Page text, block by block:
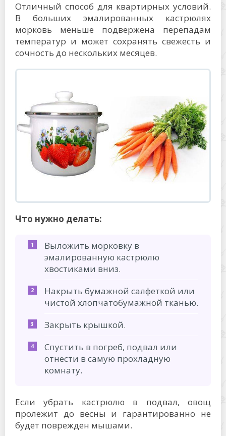
Отличный способ для квартирных условий.
В больших эмалированных кастрюлях
морковь меньше подвержена перепадам
температур и может сохранять свежесть и
сочность до нескольких месяцев.
Что нужно делать:
Выложить морковку в
эмалированную кастрюлю
хвостиками вниз.
Накрыть бумажной салфеткой или
чистой хлопчатобумажной тканью.
Закрыть крышкой.
Спустить в погреб, подвал или
отнести в самую прохладную
комнату.
Если убрать кастрюлю в подвал, овощ
пролежит до весны и гарантированно не
будет поврежден мышами.